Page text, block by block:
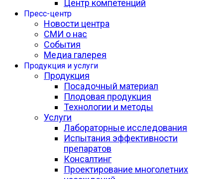
Центр компетенций
Пресс-центр
Новости центра
СМИ о нас
События
Медиа галерея
Продукция и услуги
Продукция
Посадочный материал
Плодовая продукция
Технологии и методы
Услуги
Лабораторные исследования
Испытания эффективности
препаратов
Консалтинг
Проектирование многолетних